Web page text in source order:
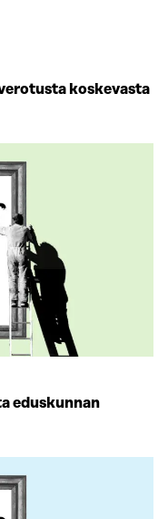
koskevasta
eduskunnan